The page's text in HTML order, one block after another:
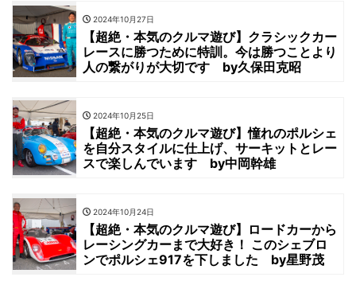
2024年10月27日
【超絶・本気のクルマ遊び】クラシックカー
レースに勝つために特訓。今は勝つことより
人の繋がりが大切です by久保田克昭
2024年10月25日
【超絶・本気のクルマ遊び】憧れのポルシェ
を自分スタイルに仕上げ、サーキットとレー
スで楽しんでいます by中岡幹雄
2024年10月24日
【超絶・本気のクルマ遊び】ロードカーから
レーシングカーまで大好き！ このシェブロ
ンでポルシェ917を下しました by星野茂